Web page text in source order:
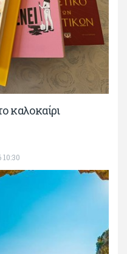
καλοκαίρι